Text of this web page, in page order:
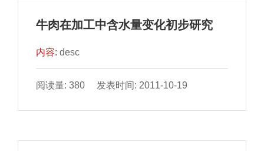
牛肉在加工中含水量变化初步研究
内容:desc
阅读量: 380 发表时间: 2011-10-19